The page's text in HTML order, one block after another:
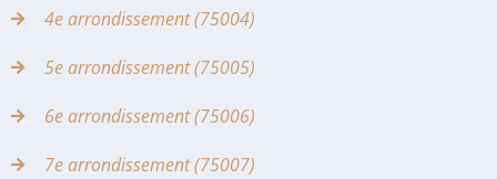
4e arrondissement (75004)
5e arrondissement (75005)
6e arrondissement (75006)
7e arrondissement (75007)